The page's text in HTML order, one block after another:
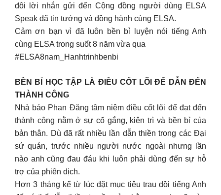
đôi lời nhắn gửi đến Cộng đồng người dùng ELSA
Speak đã tin tưởng và đồng hành cùng ELSA.
Cảm ơn bạn vì đã luôn bền bỉ luyện nói tiếng Anh
cùng ELSA trong suốt 8 năm vừa qua
#ELSA8nam_Hanhtrinhbenbi
BỀN BỈ HỌC TẬP LÀ ĐIỀU CỐT LÕI ĐỂ DẪN ĐẾN
THÀNH CÔNG
Nhà báo Phan Đăng tâm niệm điều cốt lõi để đạt đến
thành công nằm ở sự cố gắng, kiên trì và bền bỉ của
bản thân. Dù đã rất nhiều lần dẫn thiền trong các Đại
sứ quán, trước nhiều người nước ngoài nhưng lần
nào anh cũng đau đáu khi luôn phải dùng đến sự hỗ
trợ của phiên dịch.
Hơn 3 tháng kể từ lúc đặt mục tiêu trau dồi tiếng Anh